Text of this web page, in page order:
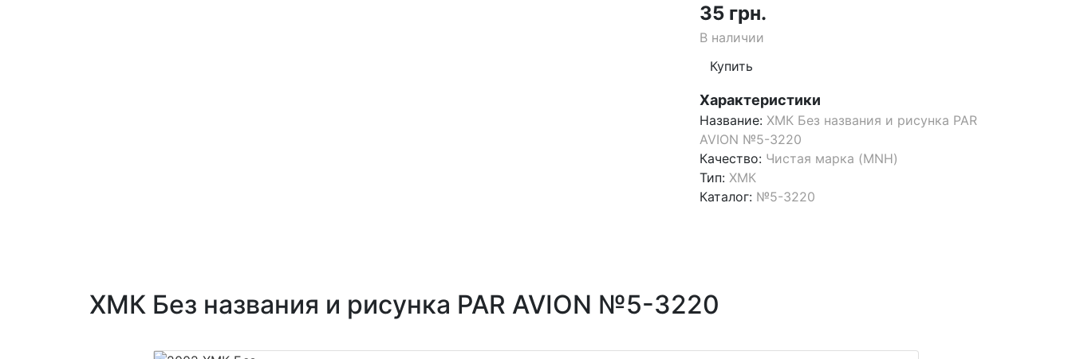
35 грн.
В наличии
Купить
Характеристики
Название: ХМК Без названия и рисунка PAR
AVION №5-3220
Качество: Чистая марка (MNH)
Тип: ХМК
Каталог: №5-3220
ХМК Без названия и рисунка PAR AVION №5-3220